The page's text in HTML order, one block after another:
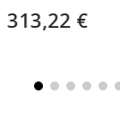
313,22 €